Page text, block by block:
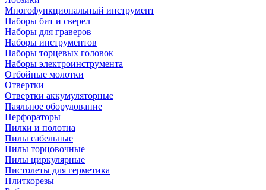
Многофункциональный инструмент
Наборы бит и сверел
Наборы для граверов
Наборы инструментов
Наборы торцевых головок
Наборы электроинструмента
Отбойные молотки
Отвертки
Отвертки аккумуляторные
Паяльное оборудование
Перфораторы
Пилки и полотна
Пилы сабельные
Пилы торцовочные
Пилы циркулярные
Пистолеты для герметика
Плиткорезы